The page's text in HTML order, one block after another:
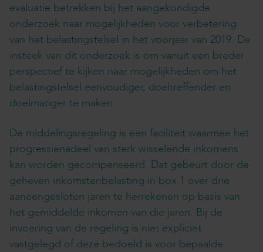
evaluatie betrekken bij het aangekondigde
onderzoek naar mogelijkheden voor verbetering
van het belastingstelsel in het voorjaar van 2019. De
insteek van dit onderzoek is om vanuit een breder
perspectief te kijken naar mogelijkheden om het
belastingstelsel eenvoudiger, doeltreffender en
doelmatiger te maken.
De middelingsregeling is een faciliteit waarmee het
progressienadeel van sterk wisselende inkomens
kan worden gecompenseerd. Dat gebeurt door de
geheven inkomstenbelasting in box 1 over drie
aaneengesloten jaren te herrekenen op basis van
het gemiddelde inkomen van die jaren. Bij de
invoering van de regeling is niet expliciet
vastgelegd of deze bedoeld is voor bepaalde